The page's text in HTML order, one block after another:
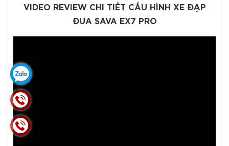
VIDEO REVIEW CHI TIẾT CẤU HÌNH XE ĐẠP
ĐUA SAVA EX7 PRO